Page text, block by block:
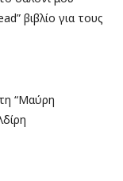
βιβλίο για τους
“Μαύρη